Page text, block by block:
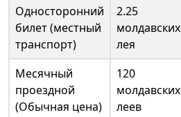
Односторонний
билет (местный
транспорт)
2.25
молдавских
лея
Месячный
проездной
(Обычная цена)
120
молдавских
леев